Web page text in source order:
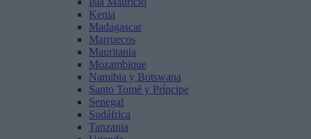
Kenia
Madagascar
Marruecos
Mauritania
Mozambique
Namibia y Botswana
Santo Tomé y Príncipe
Senegal
Sudáfrica
Tanzania